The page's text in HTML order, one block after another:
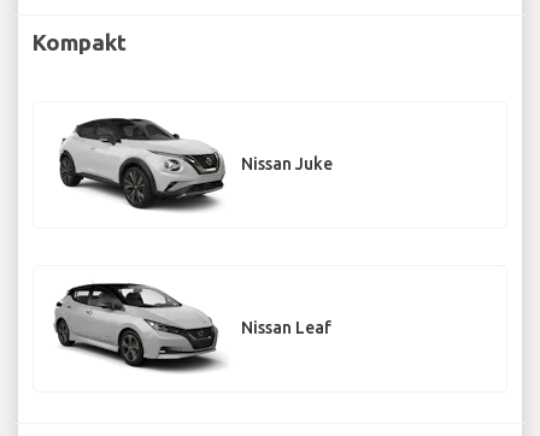
Kompakt
Nissan Juke
Nissan Leaf